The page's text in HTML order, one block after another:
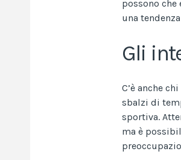
possono che
una
Gli
C’è anche
sbalzi di
sportiva.
ma è